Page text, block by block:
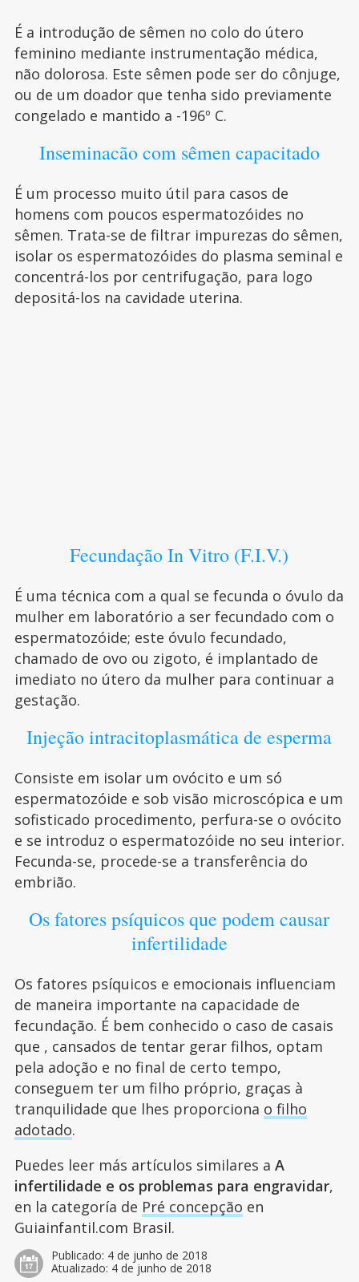
É a introdução de sêmen no colo do útero
feminino mediante instrumentação médica,
não dolorosa. Este sêmen pode ser do cônjuge,
ou de um doador que tenha sido previamente
congelado e mantido a -196º C.
Inseminacão com sêmen capacitado
É um processo muito útil para casos de
homens com poucos espermatozóides no
sêmen. Trata-se de filtrar impurezas do sêmen,
isolar os espermatozóides do plasma seminal e
concentrá-los por centrifugação, para logo
depositá-los na cavidade uterina.
Fecundação In Vitro (F.I.V.)
É uma técnica com a qual se fecunda o óvulo da
mulher em laboratório a ser fecundado com o
espermatozóide; este óvulo fecundado,
chamado de ovo ou zigoto, é implantado de
imediato no útero da mulher para continuar a
gestação.
Injeção intracitoplasmática de esperma
Consiste em isolar um ovócito e um só
espermatozóide e sob visão microscópica e um
sofisticado procedimento, perfura-se o ovócito
e se introduz o espermatozóide no seu interior.
Fecunda-se, procede-se a transferência do
embrião.
Os fatores psíquicos que podem causar
infertilidade
Os fatores psíquicos e emocionais influenciam
de maneira importante na capacidade de
fecundação. É bem conhecido o caso de casais
que , cansados de tentar gerar filhos, optam
pela adoção e no final de certo tempo,
conseguem ter um filho próprio, graças à
tranquilidade que lhes proporciona o filho
adotado.
Puedes leer más artículos similares a A
infertilidade e os problemas para engravidar,
en la categoría de Pré concepção en
Guiainfantil.com Brasil.
Publicado: 4 de junho de 2018
Atualizado: 4 de junho de 2018